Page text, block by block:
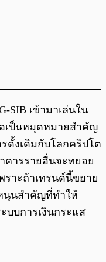
SIB เข้ามาเล่นใน
อเป็นหมุดหมายสำคัญ
ดั้งเดิมกับโลกคริปโต
คารรายอื่นจะทยอย
ราะถ้าเทรนด์นี้ขยาย
นุนสำคัญที่ทำให้
บบการเงินกระแส